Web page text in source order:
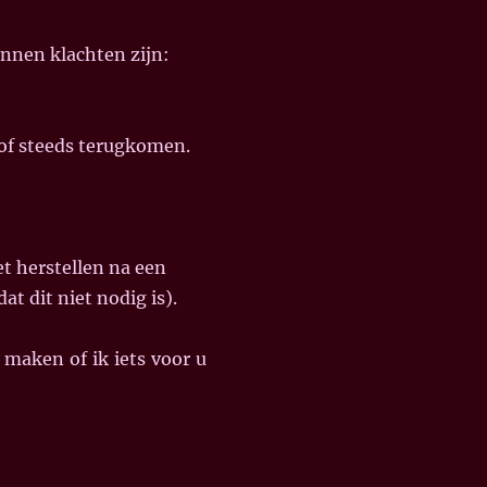
klachten zijn:
steeds terugkomen.
herstellen na een
dit niet nodig is).
of ik iets voor u